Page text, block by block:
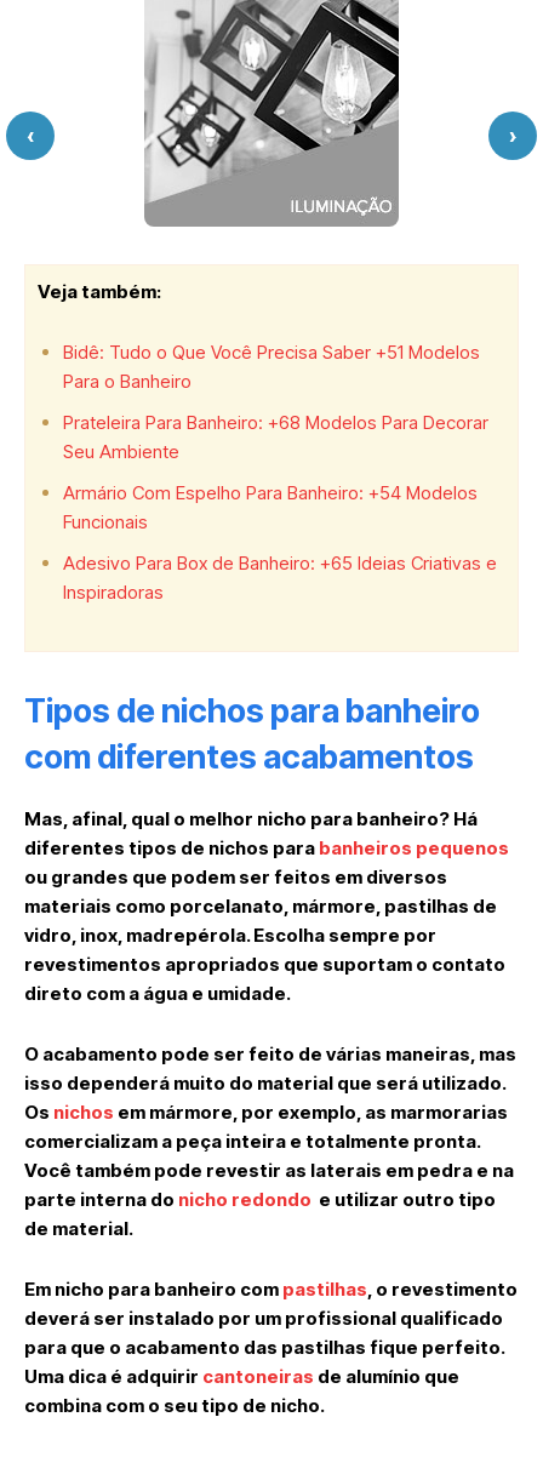
‹ ›
Veja também:
Bidê: Tudo o Que Você Precisa Saber +51 Modelos
Para o Banheiro
Prateleira Para Banheiro: +68 Modelos Para Decorar
Seu Ambiente
Armário Com Espelho Para Banheiro: +54 Modelos
Funcionais
Adesivo Para Box de Banheiro: +65 Ideias Criativas e
Inspiradoras
Tipos de nichos para banheiro
com diferentes acabamentos
Mas, afinal, qual o melhor nicho para banheiro? Há
diferentes tipos de nichos para banheiros pequenos
ou grandes que podem ser feitos em diversos
materiais como porcelanato, mármore, pastilhas de
vidro, inox, madrepérola. Escolha sempre por
revestimentos apropriados que suportam o contato
direto com a água e umidade.
O acabamento pode ser feito de várias maneiras, mas
isso dependerá muito do material que será utilizado.
Os nichos em mármore, por exemplo, as marmorarias
comercializam a peça inteira e totalmente pronta.
Você também pode revestir as laterais em pedra e na
parte interna do nicho redondo e utilizar outro tipo
de material.
Em nicho para banheiro com pastilhas , o revestimento
deverá ser instalado por um profissional qualificado
para que o acabamento das pastilhas fique perfeito.
Uma dica é adquirir cantoneiras de alumínio que
combina com o seu tipo de nicho.